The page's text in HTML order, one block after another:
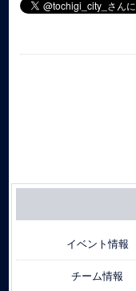
イベント情報
チーム情報